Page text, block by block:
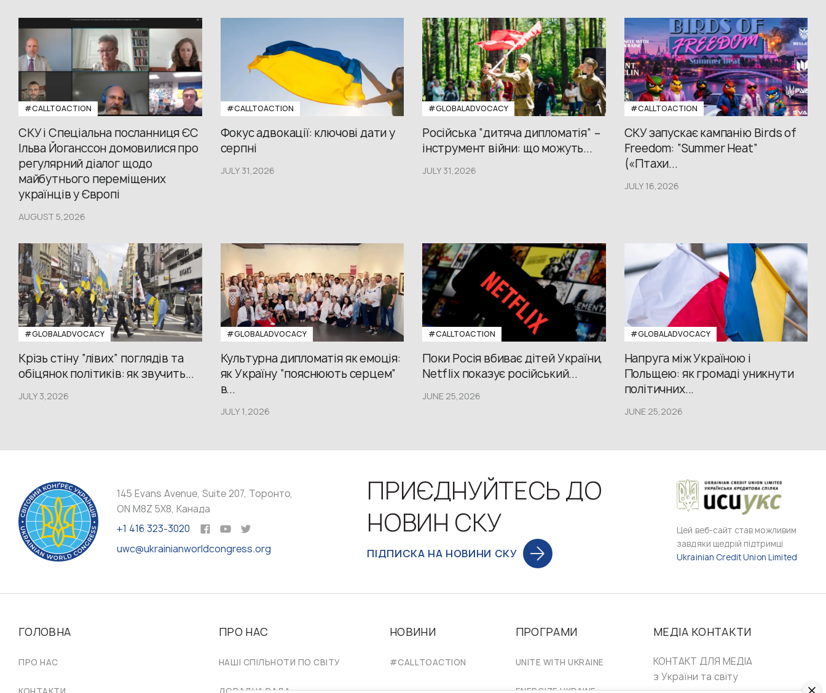
#CALLTOACTION
СКУ і Спеціальна посланниця ЄС
Ільва Йоганссон домовилися про
регулярний діалог щодо
майбутнього переміщених
українців у Європі
AUGUST 5,2026
#CALLTOACTION
Фокус адвокації: ключові дати у
серпні
JULY 31,2026
#GLOBALADVOCACY
Російська “дитяча дипломатія” –
інструмент війни: що можуть...
JULY 31,2026
#CALLTOACTION
СКУ запускає кампанію Birds of
Freedom: “Summer Heat”
(«Птахи...
JULY 16,2026
#GLOBALADVOCACY
Крізь стіну “лівих” поглядів та
обіцянок політиків: як звучить...
JULY 3,2026
#GLOBALADVOCACY
Культурна дипломатія як емоція:
як Україну “пояснюють серцем”
в...
JULY 1,2026
#CALLTOACTION
Поки Росія вбиває дітей України,
Netflix показує російський...
JUNE 25,2026
#GLOBALADVOCACY
Напруга між Україною і
Польщею: як громаді уникнути
політичних...
JUNE 25,2026
145 Evans Avenue, Suite 207, Торонто,
ON M8Z 5X8, Канада
+1 416 323-3020
uwc@ukrainianworldcongress.org
ПРИЄДНУЙТЕСЬ ДО
НОВИН СКУ
ПІДПИСКА НА НОВИНИ СКУ
Цей веб-сайт став можливим
завдяки щедрій підтримці
Ukrainian Credit Union Limited
ГОЛОВНА
ПРО НАС
ПРО НАС
НАШІ СПІЛЬНОТИ ПО СВІТУ
НОВИНИ
#CALLTOACTION
ПРОГРАМИ
UNITE WITH UKRAINE
МЕДІА КОНТАКТИ
КОНТАКТ ДЛЯ МЕДІА
з України та світу